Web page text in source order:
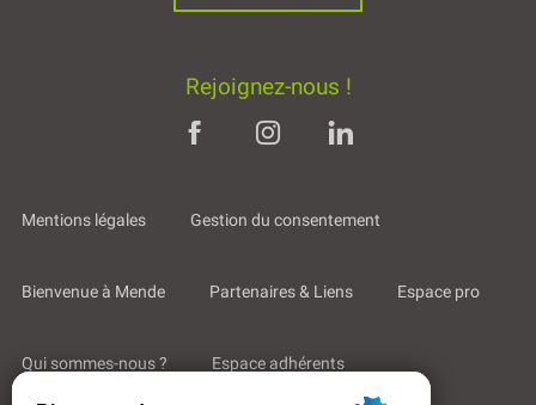
Rejoignez-nous !
Mentions légales Gestion du consentement
Bienvenue à Mende Partenaires & Liens Espace pro
Qui sommes-nous ? Espace adhérents